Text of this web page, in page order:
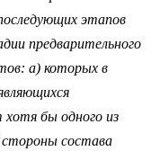
этапов
предварительного
а) которых в
бы одного из
стороны состава